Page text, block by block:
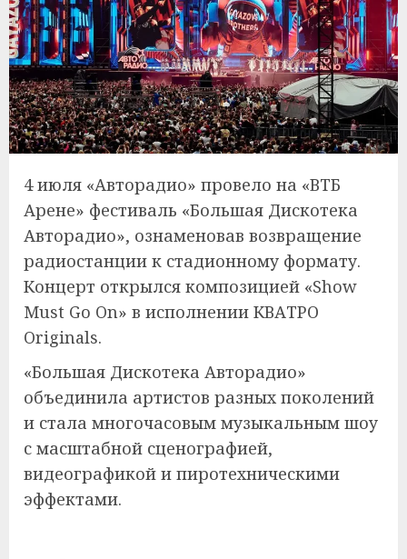
4 июля «Авторадио» провело на «ВТБ
Арене» фестиваль «Большая Дискотека
Авторадио», ознаменовав возвращение
радиостанции к стадионному формату.
Концерт открылся композицией «Show
Must Go On» в исполнении КВАТРО
Originals.
«Большая Дискотека Авторадио»
объединила артистов разных поколений
и стала многочасовым музыкальным шоу
с масштабной сценографией,
видеографикой и пиротехническими
эффектами.